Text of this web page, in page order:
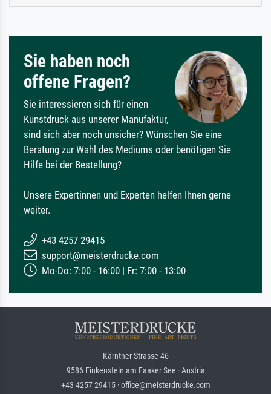
Sie haben noch
offene Fragen?
Sie interessieren sich für einen
Kunstdruck aus unserer Manufaktur,
sind sich aber noch unsicher? Wünschen Sie eine
Beratung zur Wahl des Mediums oder benötigen Sie
Hilfe bei der Bestellung?
Unsere Expertinnen und Experten helfen Ihnen gerne
weiter.
+43 4257 29415
support@meisterdrucke.com
Mo-Do: 7:00 - 16:00 | Fr: 7:00 - 13:00
Kärntner Strasse 46
9586 Finkenstein am Faaker See · Austria
+43 4257 29415 · office@meisterdrucke.com